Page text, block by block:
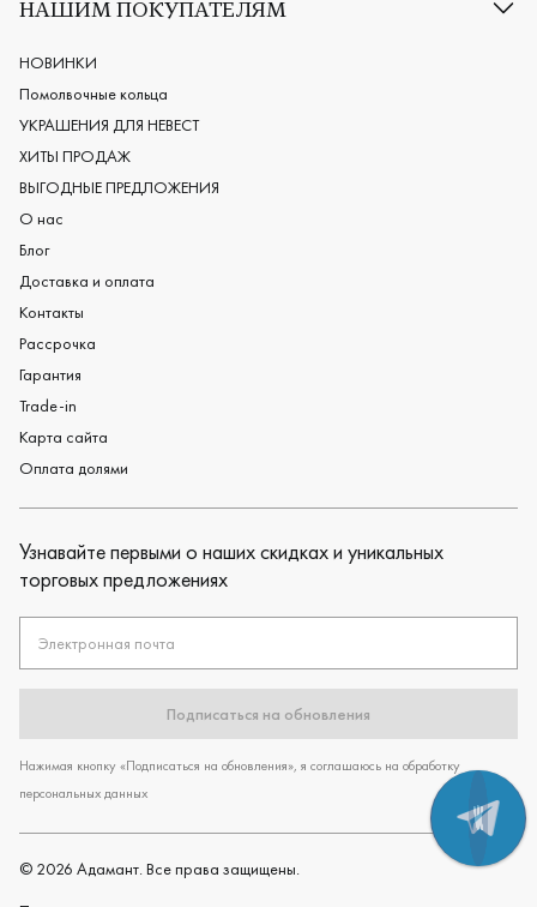
Европейские обручальные кольца
Мужские обручальные кольца
Женские обручальные кольца
Обручальные кольца из платины
Дизайнерские обручальные кольца
Черные обручальные кольца
НАШИМ ПОКУПАТЕЛЯМ
НОВИНКИ
Помолвочные кольца
УКРАШЕНИЯ ДЛЯ НЕВЕСТ
ХИТЫ ПРОДАЖ
ВЫГОДНЫЕ ПРЕДЛОЖЕНИЯ
О нас
Блог
Доставка и оплата
Контакты
Рассрочка
Гарантия
Trade-in
Карта сайта
Оплата долями
Узнавайте первыми о наших скидках и уникальных
торговых предложениях
Электронная почта
Подписаться на обновления
Нажимая кнопку «Подписаться на обновления», я соглашаюсь на обработку
персональных данных
© 2026 Адамант. Все права защищены.